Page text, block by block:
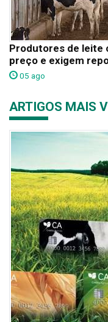
Produtores de leite
preço e exigem
05 ago
ARTIGOS MAIS